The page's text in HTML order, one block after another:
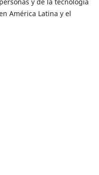
y de la tecnología
América Latina y el